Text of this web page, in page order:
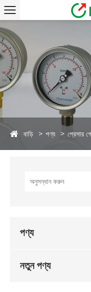
বাড়ি পণ্য প্রেসার
পণ্য
নতুন পণ্য